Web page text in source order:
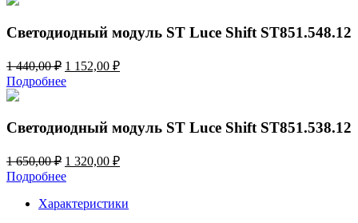
010,00 ₽.
Светодиодный модуль ST Luce Shift ST851.548.12
1 440,00₽ Первоначальная
цена
составляла
440,00 ₽.
1 152,00 ₽Текущая
Подробнее
Светодиодный модуль ST Luce Shift ST851.538.12
1 650,00₽ Первоначальная
цена
составляла
1
1 320,00 ₽Текущая
320,00 ₽.
Подробнее
Характеристики